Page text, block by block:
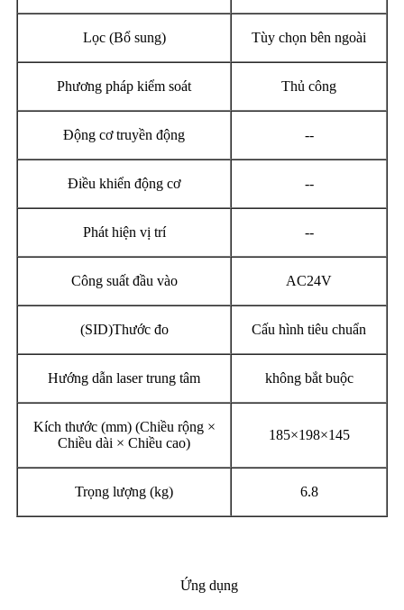
Lọc (Bổ sung) Tùy chọn bên ngoài
Phương pháp kiểm soát Thủ công
Động cơ truyền động --
Điều khiển động cơ --
Phát hiện vị trí --
Công suất đầu vào AC24V
(SID)Thước đo Cấu hình tiêu chuẩn
Hướng dẫn laser trung tâm không bắt buộc
Kích thước (mm) (Chiều rộng ×
Chiều dài × Chiều cao)
185×198×145
Trọng lượng (kg) 6.8
Ứng dụng